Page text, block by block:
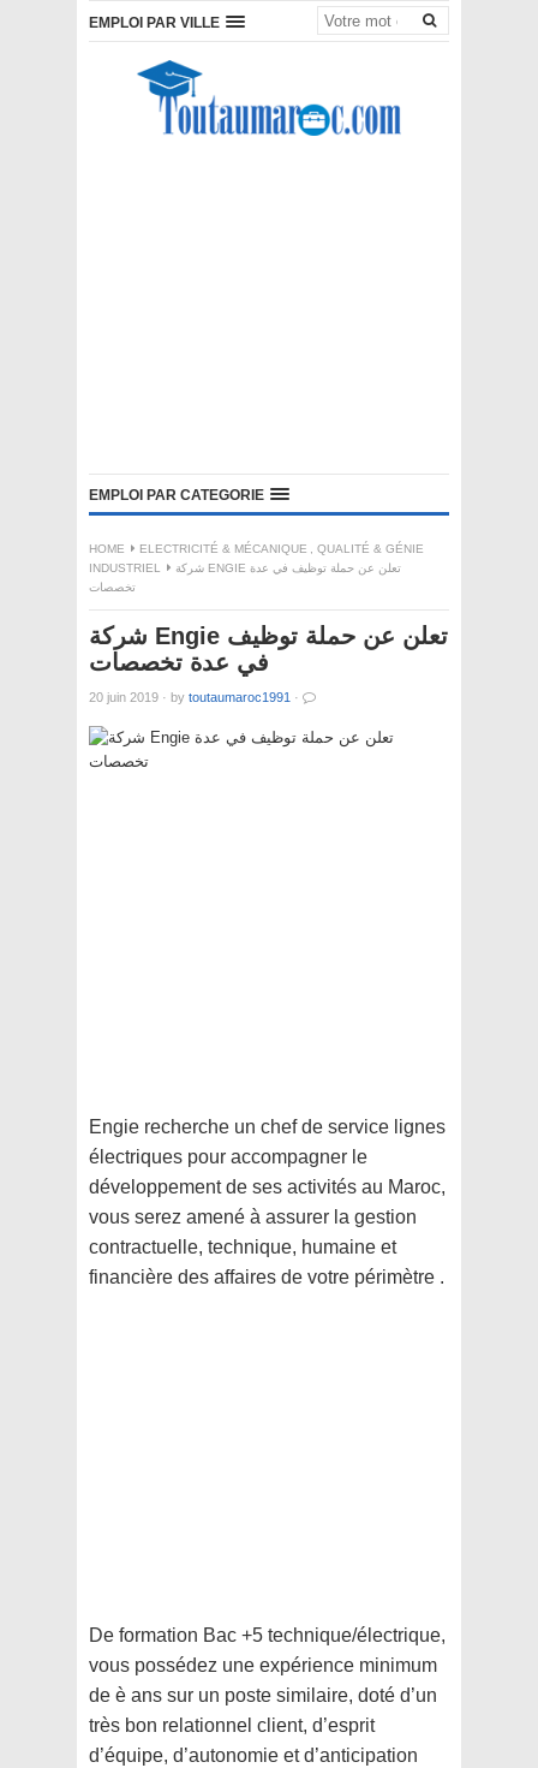
EMPLOI PAR VILLE
EMPLOI PAR CATEGORIE
HOME ELECTRICITÉ & MÉCANIQUE , QUALITÉ & GÉNIE
INDUSTRIEL
شركة ENGIE تعلن عن حملة توظيف في عدة
تخصصات
شركة Engie تعلن عن حملة توظيف
في عدة تخصصات
20 juin 2019 · by toutaumaroc1991 ·
Engie recherche un chef de service lignes
électriques pour accompagner le
développement de ses activités au Maroc,
vous serez amené à assurer la gestion
contractuelle, technique, humaine et
financière des affaires de votre périmètre .
De formation Bac +5 technique/électrique,
vous possédez une expérience minimum
de è ans sur un poste similaire, doté d’un
très bon relationnel client, d’esprit
d’équipe, d’autonomie et d’anticipation